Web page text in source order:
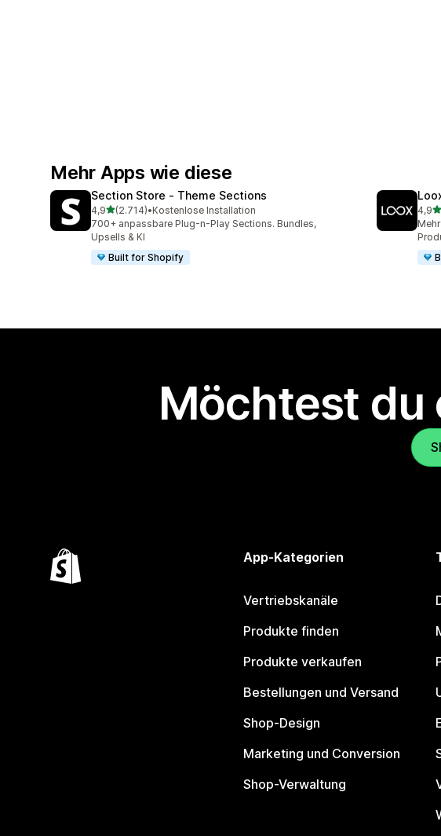
Mehr Apps wie diese
Section Store ‑ Theme Sections
4,9von 5 Sternen
(2.714)
2714 Rezensionen insgesamt
•Kostenlose Installation
700+ anpassbare Plug-n-Play Sections. Bundles,
Upsells & KI
Built for Shopify
4,9
Möchtest du
App-Kategorien
Vertriebskanäle
Produkte finden
Produkte verkaufen
Bestellungen und Versand
Shop-Design
Marketing und Conversion
Shop-Verwaltung